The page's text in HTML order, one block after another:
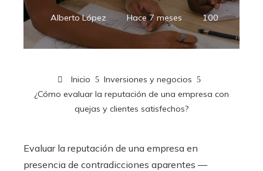
Alberto López Hace 7 meses 100
Inicio
Inversiones y negocios
¿Cómo evaluar la reputación de una empresa con
quejas y clientes satisfechos?
Evaluar la reputación de una empresa en
presencia de contradicciones aparentes —